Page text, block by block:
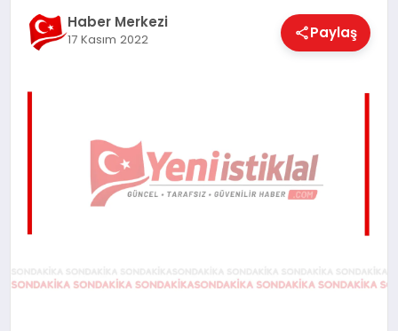
Haber Merkezi
17 Kasım 2022 Paylaş